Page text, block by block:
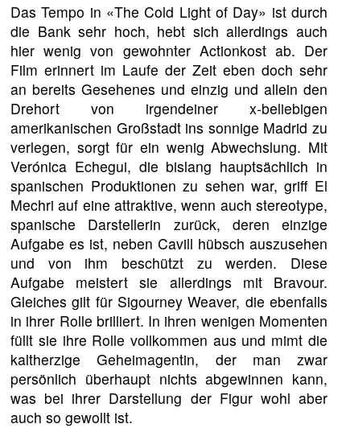
Das Tempo in «The Cold Light of Day» ist durch
die Bank sehr hoch, hebt sich allerdings auch
hier wenig von gewohnter Actionkost ab. Der
Film erinnert im Laufe der Zeit eben doch sehr
an bereits Gesehenes und einzig und allein den
Drehort von irgendeiner x-beliebigen
amerikanischen Großstadt ins sonnige Madrid zu
verlegen, sorgt für ein wenig Abwechslung. Mit
Verónica Echegui, die bislang hauptsächlich in
spanischen Produktionen zu sehen war, griff El
Mechri auf eine attraktive, wenn auch stereotype,
spanische Darstellerin zurück, deren einzige
Aufgabe es ist, neben Cavill hübsch auszusehen
und von ihm beschützt zu werden. Diese
Aufgabe meistert sie allerdings mit Bravour.
Gleiches gilt für Sigourney Weaver, die ebenfalls
in ihrer Rolle brilliert. In ihren wenigen Momenten
füllt sie ihre Rolle vollkommen aus und mimt die
kaltherzige Geheimagentin, der man zwar
persönlich überhaupt nichts abgewinnen kann,
was bei ihrer Darstellung der Figur wohl aber
auch so gewollt ist.